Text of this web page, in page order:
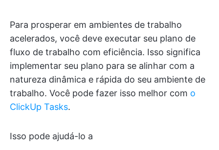
Para prosperar em ambientes de trabalho
acelerados, você deve executar seu plano de
fluxo de trabalho com eficiência. Isso significa
implementar seu plano para se alinhar com a
natureza dinâmica e rápida do seu ambiente de
trabalho. Você pode fazer isso melhor com o
ClickUp Tasks.
Isso pode ajudá-lo a